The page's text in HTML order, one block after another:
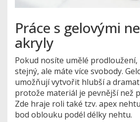
Práce s gelovými
akryly
Pokud nosíte umělé
stejný, ale máte více svobody.
umožňují vytvořit hlubší a
protože materiál je pevnější než
Zde hraje roli také tzv. apex nehtu
bod oblouku podél délky nehtu.